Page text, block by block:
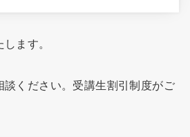
ます。
談ください。受講生割引制度がご